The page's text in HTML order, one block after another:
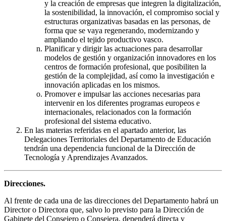
y la creación de empresas que integren la digitalización,
la sostenibilidad, la innovación, el compromiso social y
estructuras organizativas basadas en las personas, de
forma que se vaya regenerando, modernizando y
ampliando el tejido productivo vasco.
Planificar y dirigir las actuaciones para desarrollar
modelos de gestión y organización innovadores en los
centros de formación profesional, que posibiliten la
gestión de la complejidad, así como la investigación e
innovación aplicadas en los mismos.
Promover e impulsar las acciones necesarias para
intervenir en los diferentes programas europeos e
internacionales, relacionados con la formación
profesional del sistema educativo.
En las materias referidas en el apartado anterior, las
Delegaciones Territoriales del Departamento de Educación
tendrán una dependencia funcional de la Dirección de
Tecnología y Aprendizajes Avanzados.
Direcciones.
Al frente de cada una de las direcciones del Departamento habrá un
Director o Directora que, salvo lo previsto para la Dirección de
Gabinete del Consejero o Consejera, dependerá directa y